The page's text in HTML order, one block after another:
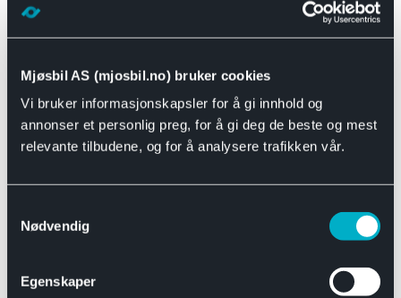
Mjøsbil AS (mjosbil.no) bruker cookies
Vi bruker informasjonskapsler for å gi innhold og
annonser et personlig preg, for å gi deg de beste og mest
relevante tilbudene, og for å analysere trafikken vår.
Nødvendig
Egenskaper
Motor og drivverk
Se alle Universal
Bremsedeler
Se alle Bremsedeler
Bremsenippler
Drivline og motor
Se alle Drivline og motor
Eksosanlegg